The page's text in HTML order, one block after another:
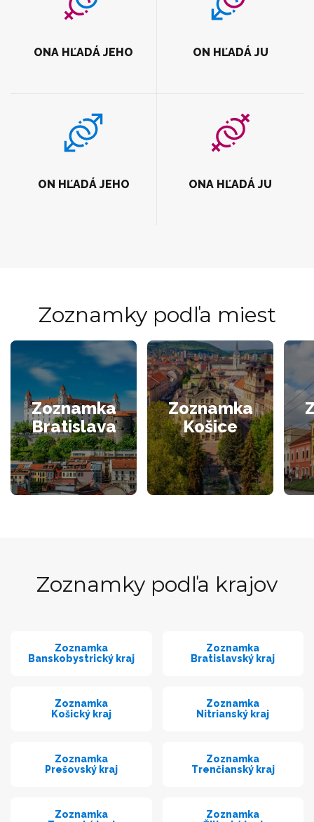
ONA HĽADÁ JEHO ON HĽADÁ JU
ON HĽADÁ JEHO ONA HĽADÁ JU
Zoznamky podľa miest
Zoznamka
Bratislava
Zoznamka
Košice
Zoznamky podľa krajov
Zoznamka
Banskobystrický kraj
Zoznamka
Bratislavský kraj
Zoznamka
Košický kraj
Zoznamka
Nitrianský kraj
Zoznamka
Prešovský kraj
Zoznamka
Trenčianský kraj
Zoznamka
Zoznamka